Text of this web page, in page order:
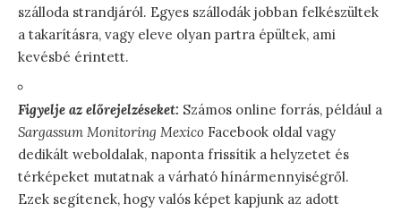
szálloda strandjáról. Egyes szállodák jobban felkészültek
a takarításra, vagy eleve olyan partra épültek, ami
kevésbé érintett.
Figyelje az előrejelzéseket: Számos online forrás, például a
Sargassum Monitoring Mexico Facebook oldal vagy
dedikált weboldalak, naponta frissítik a helyzetet és
térképeket mutatnak a várható hínármennyiségről.
Ezek segítenek, hogy valós képet kapjunk az adott